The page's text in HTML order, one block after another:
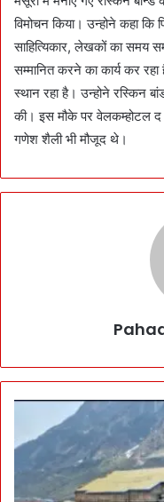
विमोचन किया। उन्होने कहा
साहित्यिकार, लेखकों का समय
सम्मानित करने का कार्य कर
स्थान रहा है। उन्होने रस्किन
की। इस मौके पर वेलकम्होटल
गणेश शैली भी मौजूद थे।